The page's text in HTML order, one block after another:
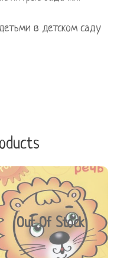
в детском саду
Out Of Stock